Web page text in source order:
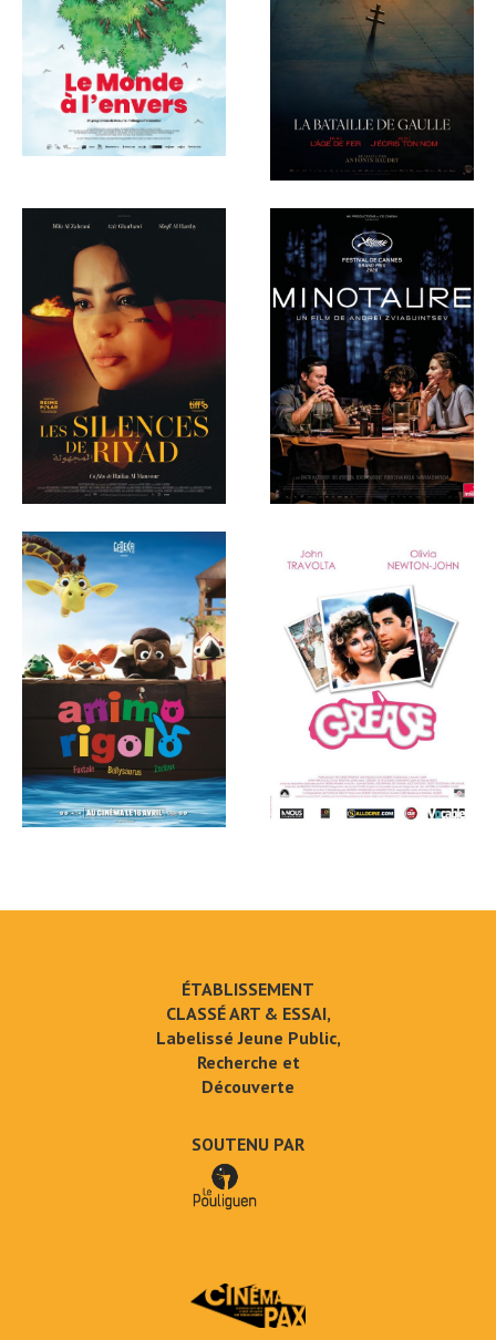
ÉTABLISSEMENT
CLASSÉ ART & ESSAI,
Labelissé Jeune Public,
Recherche et
Découverte
SOUTENU PAR